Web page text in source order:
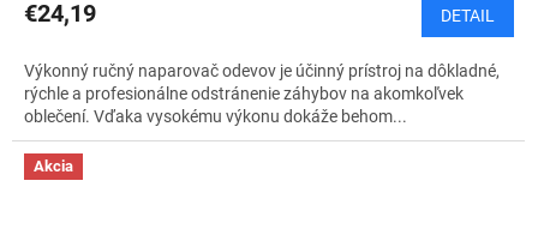
€24,19 DETAIL
Výkonný ručný naparovač odevov je účinný prístroj na dôkladné,
rýchle a profesionálne odstránenie záhybov na akomkoľvek
oblečení. Vďaka vysokému výkonu dokáže behom...
Akcia